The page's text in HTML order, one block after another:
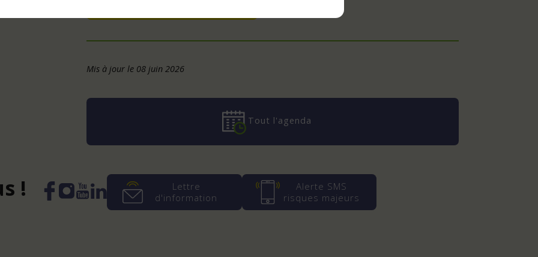
Mis à jour le 08 juin 2026
Tout l'agenda
!
YouTubeLinkedIn
Lettre
d'information
Alerte SMS
risques majeurs